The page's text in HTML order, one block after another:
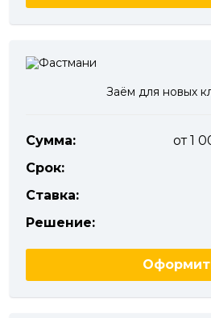
Заём для новых
Сумма:
от 1
Срок:
Ставка:
Решение: